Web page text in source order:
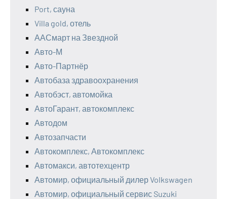
Port, сауна
Villa gold, отель
ААСмарт на Звездной
Авто-М
Авто-Партнёр
Автобаза здравоохранения
Автобэст, автомойка
АвтоГарант, автокомплекс
Автодом
Автозапчасти
Автокомплекс, Автокомплекс
Автомакси, автотехцентр
Автомир, официальный дилер Volkswagen
Автомир, официальный сервис Suzuki